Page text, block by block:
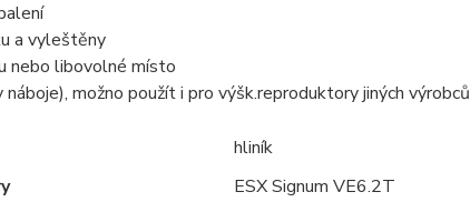
a vyleštěny
nebo libovolné místo
možno použít i pro výšk.reproduktory jiných výrobců
hliník
ESX Signum VE6.2T